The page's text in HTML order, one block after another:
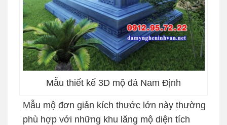
Mẫu thiết kế 3D mộ đá Nam Định
Mẫu mộ đơn giản kích thước lớn này thường
phù hợp với những khu lăng mộ diện tích